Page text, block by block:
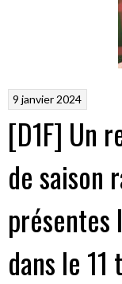
9 janvier 2024
[D1F] Un
de saison
présentes
dans le 11